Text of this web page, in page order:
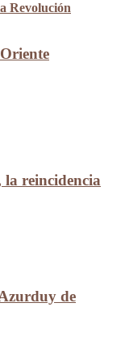
Revolución
la reincidencia
de